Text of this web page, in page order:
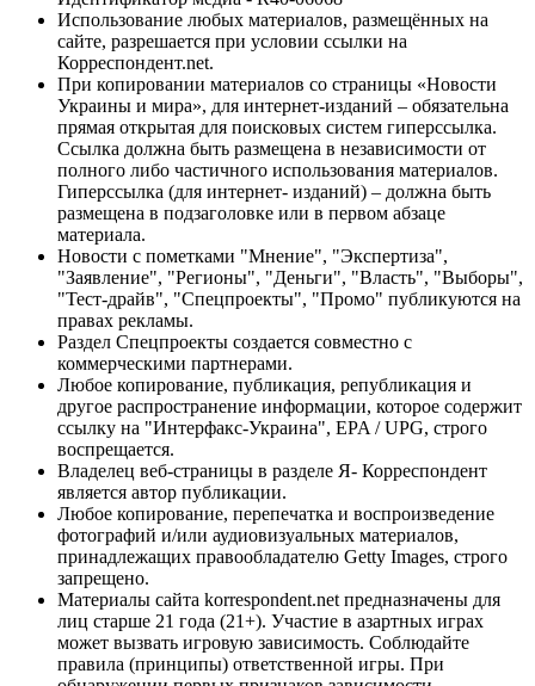
Использование любых материалов, размещённых на
сайте, разрешается при условии ссылки на
Корреспондент.net.
При копировании материалов со страницы «Новости
Украины и мира», для интернет-изданий – обязательна
прямая открытая для поисковых систем гиперссылка.
Ссылка должна быть размещена в независимости от
полного либо частичного использования материалов.
Гиперссылка (для интернет- изданий) – должна быть
размещена в подзаголовке или в первом абзаце
материала.
Новости с пометками "Мнение", "Экспертиза",
"Заявление", "Регионы", "Деньги", "Власть", "Выборы",
"Тест-драйв", "Спецпроекты", "Промо" публикуются на
правах рекламы.
Раздел Спецпроекты создается совместно с
коммерческими партнерами.
Любое копирование, публикация, републикация и
другое распространение информации, которое содержит
ссылку на "Интерфакс-Украина", EPA / UPG, строго
воспрещается.
Владелец веб-страницы в разделе Я- Корреспондент
является автор публикации.
Любое копирование, перепечатка и воспроизведение
фотографий и/или аудиовизуальных материалов,
принадлежащих правообладателю Getty Images, строго
запрещено.
Материалы сайта korrespondent.net предназначены для
лиц старше 21 года (21+). Участие в азартных играх
может вызвать игровую зависимость. Соблюдайте
правила (принципы) ответственной игры. При